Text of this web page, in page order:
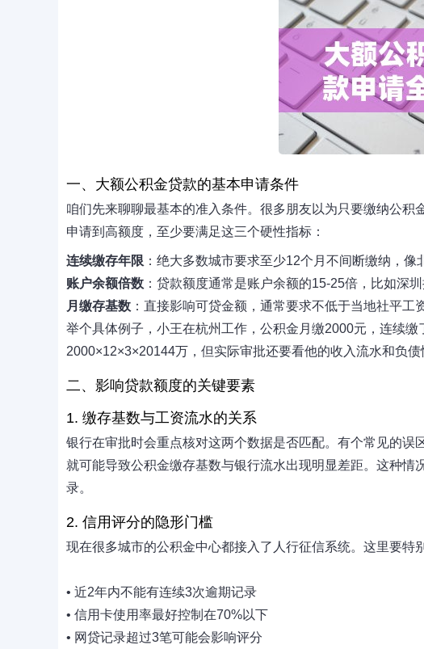
一、大额公积金贷款的基本申请条件
咱们先来聊聊最基本的准入条件。很多朋友以为只要缴纳公
申请到高额度，至少要满足这三个硬性指标：
连续缴存年限 ：绝大多数城市要求至少12个月不间断缴纳，
账户余额倍数 ：贷款额度通常是账户余额的15-25倍，比如深
月缴存基数 ：直接影响可贷金额，通常要求不低于当地社平工
举个具体例子，小王在杭州工作，公积金月缴2000元，连续
2000×12×3×20144万，但实际审批还要看他的收入流水和负债
二、影响贷款额度的关键要素
1. 缴存基数与工资流水的关系
银行在审批时会重点核对这两个数据是否匹配。有个常见的
就可能导致公积金缴存基数与银行流水出现明显差距。这种
录。
2. 信用评分的隐形门槛
现在很多城市的公积金中心都接入了人行征信系统。这里要特
• 近2年内不能有连续3次逾期记录
• 信用卡使用率最好控制在70%以下
• 网贷记录超过3笔可能会影响评分